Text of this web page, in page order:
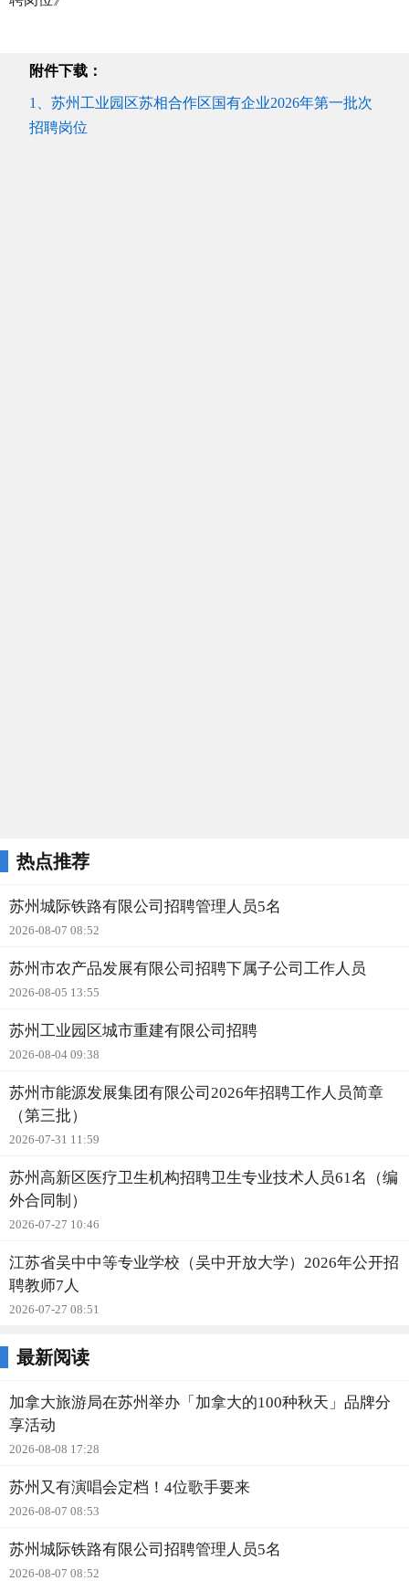
附件下载：
1、苏州工业园区苏相合作区国有企业2026年第一批次
招聘岗位
热点推荐
苏州城际铁路有限公司招聘管理人员5名
2026-08-07 08:52
苏州市农产品发展有限公司招聘下属子公司工作人员
2026-08-05 13:55
苏州工业园区城市重建有限公司招聘
2026-08-04 09:38
苏州市能源发展集团有限公司2026年招聘工作人员简章
（第三批）
2026-07-31 11:59
苏州高新区医疗卫生机构招聘卫生专业技术人员61名（编
外合同制）
2026-07-27 10:46
江苏省吴中中等专业学校（吴中开放大学）2026年公开招
聘教师7人
2026-07-27 08:51
最新阅读
加拿大旅游局在苏州举办「加拿大的100种秋天」品牌分
享活动
2026-08-08 17:28
苏州又有演唱会定档！4位歌手要来
2026-08-07 08:53
苏州城际铁路有限公司招聘管理人员5名
2026-08-07 08:52